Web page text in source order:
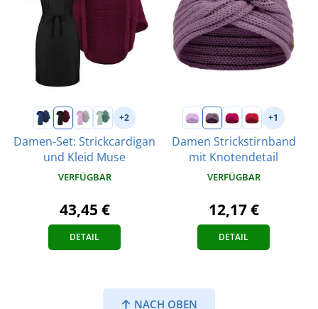
+2
Damen-Set: Strickcardigan
und Kleid Muse
VERFÜGBAR
43,45 €
DETAIL
+1
Damen Strickstirnband
mit Knotendetail
VERFÜGBAR
12,17 €
DETAIL
NACH OBEN